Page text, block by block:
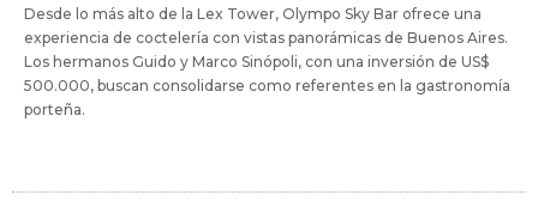
Desde lo más alto de la Lex Tower, Olympo Sky Bar ofrece una
experiencia de coctelería con vistas panorámicas de Buenos Aires.
Los hermanos Guido y Marco Sinópoli, con una inversión de US$
500.000, buscan consolidarse como referentes en la gastronomía
porteña.